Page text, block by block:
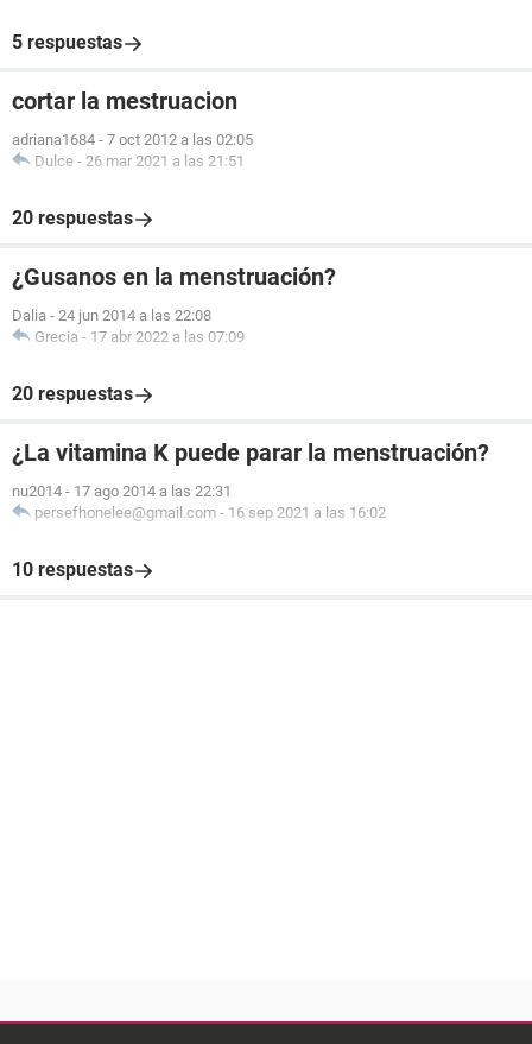
5 respuestas
cortar la mestruacion
adriana1684 - 7 oct 2012 a las 02:05
Dulce - 26 mar 2021 a las 21:51
20 respuestas
¿Gusanos en la menstruación?
Dalia - 24 jun 2014 a las 22:08
Grecia - 17 abr 2022 a las 07:09
20 respuestas
¿La vitamina K puede parar la menstruación?
nu2014 - 17 ago 2014 a las 22:31
persefhonelee@gmail.com - 16 sep 2021 a las 16:02
10 respuestas